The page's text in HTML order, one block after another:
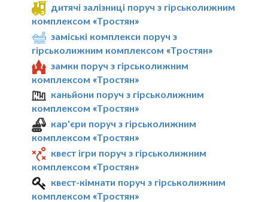
дитячі залізниці поруч з гірськолижним
комплексом «Тростян»
заміські комплекси поруч з
гірськолижним комплексом «Тростян»
замки поруч з гірськолижним
комплексом «Тростян»
каньйони поруч з гірськолижним
комплексом «Тростян»
кар'єри поруч з гірськолижним
комплексом «Тростян»
квест ігри поруч з гірськолижним
комплексом «Тростян»
квест-кімнати поруч з гірськолижним
комплексом «Тростян»